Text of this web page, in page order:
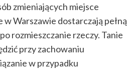
zmieniających miejsce
Warszawie dostarczają pełną
rozmieszczanie rzeczy. Tanie
przy zachowaniu
w przypadku